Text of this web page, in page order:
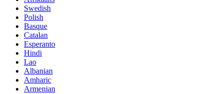
Swedish
Polish
Basque
Catalan
Esperanto
Hindi
Lao
Albanian
Amharic
Armenian